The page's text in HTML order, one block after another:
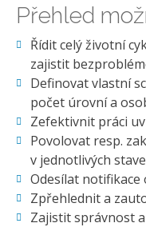
Přehled
Řídit celý životní
zajistit
Definovat vlastní
počet úrovní a
Zefektivnit práci
Povolovat resp.
v jednotlivých
Odesílat notifikace
Zpřehlednit a
Zajistit správnost